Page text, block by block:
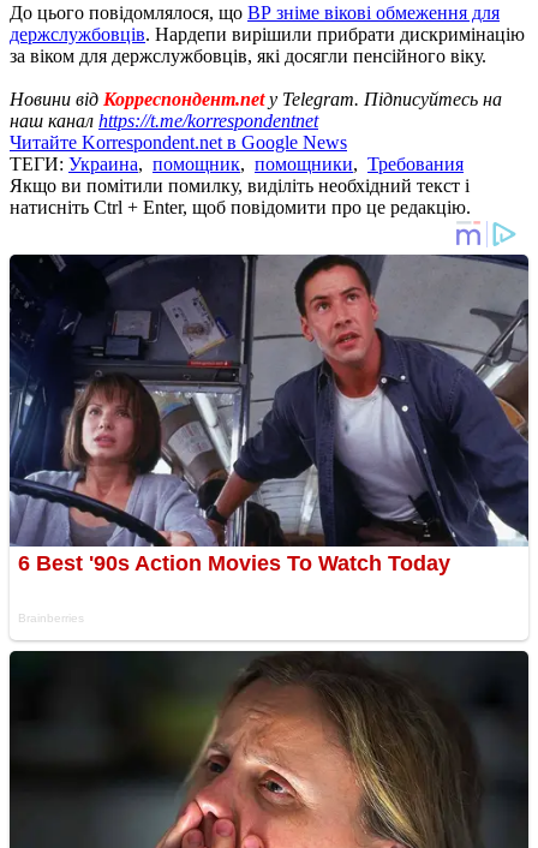
До цього повідомлялося, що ВР зніме вікові обмеження для
держслужбовців. Нардепи вирішили прибрати дискримінацію
за віком для держслужбовців, які досягли пенсійного віку.
Новини від Корреспондент.netу Telegram. Підписуйтесь на
наш канал https://t.me/korrespondentnet
Читайте Korrespondent.net в Google News
ТЕГИ: Украина, помощник, помощники, Требования
Якщо ви помітили помилку, виділіть необхідний текст і
натисніть Ctrl + Enter, щоб повідомити про це редакцію.